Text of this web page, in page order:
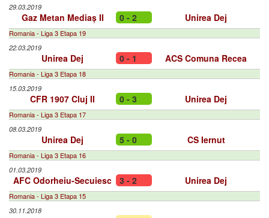
29.03.2019
Gaz Metan Mediaș II 0 - 2 Unirea Dej
Romania - Liga 3 Etapa 19
22.03.2019
Unirea Dej 0 - 1 ACS Comuna Recea
Romania - Liga 3 Etapa 18
15.03.2019
CFR 1907 Cluj II 0 - 3 Unirea Dej
Romania - Liga 3 Etapa 17
08.03.2019
Unirea Dej 5 - 0 CS Iernut
Romania - Liga 3 Etapa 16
01.03.2019
AFC Odorheiu-Secuiesc 3 - 2 Unirea Dej
Romania - Liga 3 Etapa 15
30.11.2018